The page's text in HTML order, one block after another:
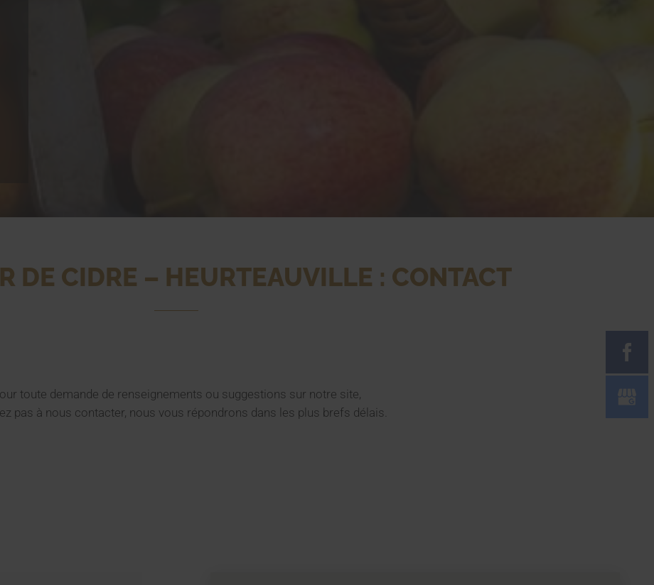
DE CIDRE – HEURTEAUVILLE : CONTACT
toute demande de renseignements ou suggestions sur notre site,
pas à nous contacter, nous vous répondrons dans les plus brefs délais.